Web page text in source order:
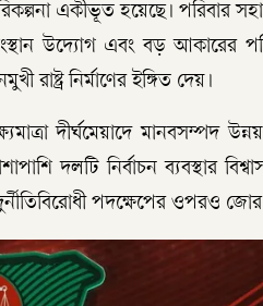
একীভূত হয়েছে। পরিবার
উদ্যোগ এবং বড় আকারের
নির্মাণের ইঙ্গিত দেয়।
দীর্ঘমেয়াদে মানবসম্পদ
দলটি নির্বাচন ব্যবস্থার
পদক্ষেপের ওপরও জোর